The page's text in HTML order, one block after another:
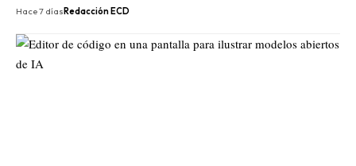
Hace 7 días Redacción ECD